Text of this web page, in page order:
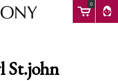
0
St.john